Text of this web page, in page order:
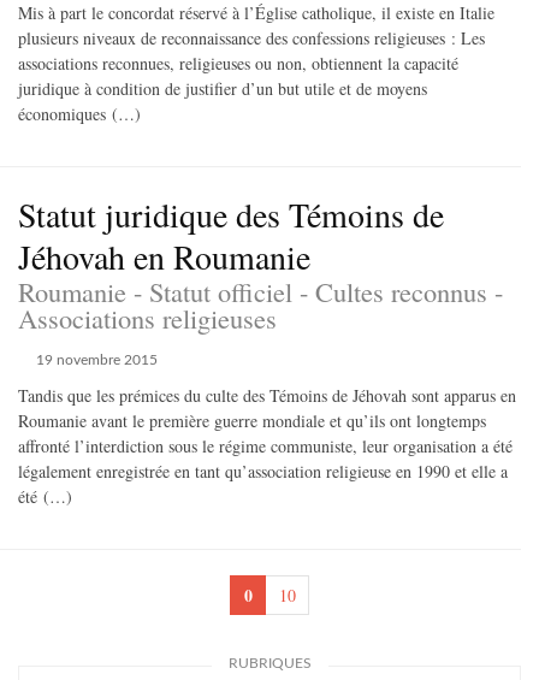
Mis à part le concordat réservé à l’Église catholique, il existe en Italie
plusieurs niveaux de reconnaissance des confessions religieuses : Les
associations reconnues, religieuses ou non, obtiennent la capacité
juridique à condition de justifier d’un but utile et de moyens
économiques (…)
Statut juridique des Témoins de
Jéhovah en Roumanie
Roumanie - Statut officiel - Cultes reconnus -
Associations religieuses
19 novembre 2015
Tandis que les prémices du culte des Témoins de Jéhovah sont apparus en
Roumanie avant le première guerre mondiale et qu’ils ont longtemps
affronté l’interdiction sous le régime communiste, leur organisation a été
légalement enregistrée en tant qu’association religieuse en 1990 et elle a
été (…)
0 10
RUBRIQUES